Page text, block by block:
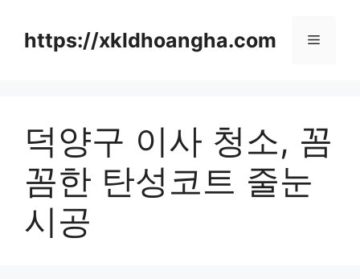
https://xkldhoangha.com 메
덕양구 이사 청소, 꼼
꼼한 탄성코트 줄눈
시공